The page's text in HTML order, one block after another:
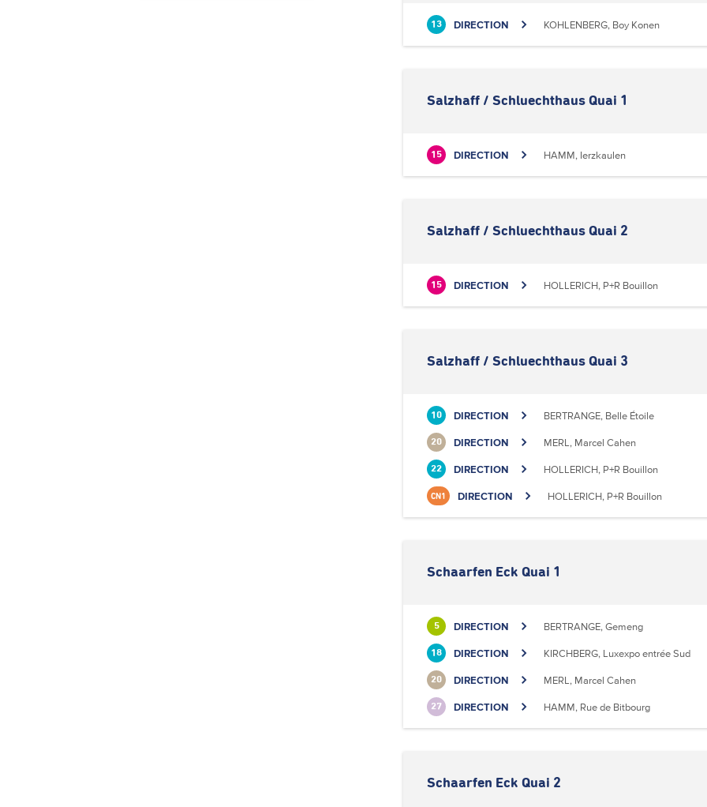
13 DIRECTION KOHLENBERG, Boy Konen
Salzhaff / Schluechthaus Quai 1
15 DIRECTION HAMM, Ierzkaulen
Salzhaff / Schluechthaus Quai 2
15 DIRECTION HOLLERICH, P+R Bouillon
Salzhaff / Schluechthaus Quai 3
10 DIRECTION BERTRANGE, Belle Étoile
20 DIRECTION MERL, Marcel Cahen
22 DIRECTION HOLLERICH, P+R Bouillon
CN1 DIRECTION HOLLERICH, P+R Bouillon
Schaarfen Eck Quai 1
5 DIRECTION BERTRANGE, Gemeng
18 DIRECTION KIRCHBERG, Luxexpo entrée Sud
20 DIRECTION MERL, Marcel Cahen
27 DIRECTION HAMM, Rue de Bitbourg
Schaarfen Eck Quai 2